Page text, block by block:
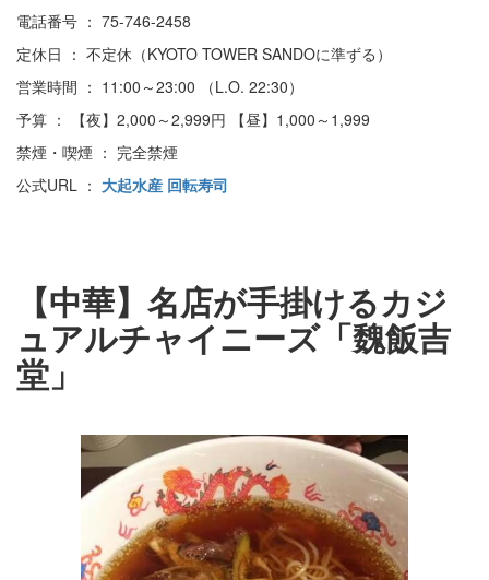
電話番号 ： 75-746-2458
定休日 ： 不定休（KYOTO TOWER SANDOに準ずる）
営業時間 ： 11:00～23:00 （L.O. 22:30）
予算 ： 【夜】2,000～2,999円 【昼】1,000～1,999
禁煙・喫煙 ： 完全禁煙
公式URL ： 大起水産 回転寿司
【中華】名店が手掛けるカジ
ュアルチャイニーズ「魏飯吉
堂」